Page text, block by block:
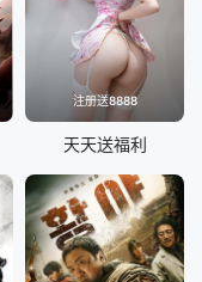
注册送8888
天天送福利